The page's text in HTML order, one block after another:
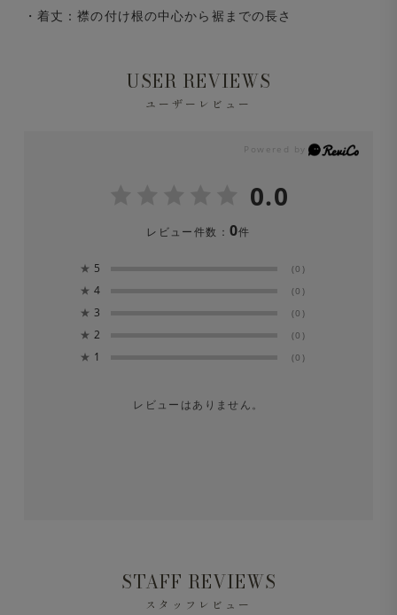
・着丈：襟の付け根の中心から裾までの長さ
USER REVIEWS
ユーザーレビュー
0.0
レビュー件数： 0件
★ 5 (0)
★ 4 (0)
★ 3 (0)
★ 2 (0)
★ 1 (0)
レビューはありません。
STAFF REVIEWS
スタッフレビュー